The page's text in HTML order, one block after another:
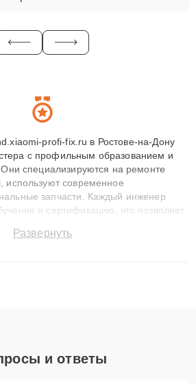
profi-fix.ru в Ростове-на-Дону
с профильным образованием и
специализируются на ремонте
используют современное
запчасти. Каждый инженер
и сертификацию, что позволяет
гарантии до 3 лет. Наши мастера
Развернуть
и ответы